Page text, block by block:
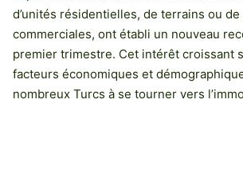
d’unités résidentielles, de terrains ou
commerciales, ont établi un nouveau
premier trimestre. Cet intérêt croissant
facteurs économiques et
nombreux Turcs à se tourner vers